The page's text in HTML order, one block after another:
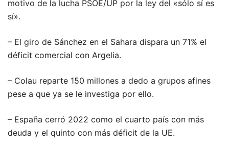
motivo de la lucha PSOE/UP por la ley del «sólo sí es
sí».
– El giro de Sánchez en el Sahara dispara un 71% el
déficit comercial con Argelia.
– Colau reparte 150 millones a dedo a grupos afines
pese a que ya se le investiga por ello.
– España cerró 2022 como el cuarto país con más
deuda y el quinto con más déficit de la UE.